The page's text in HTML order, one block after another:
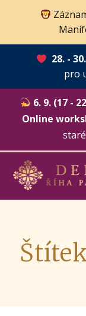
28. -
pro
6. 9. (17 -
Online